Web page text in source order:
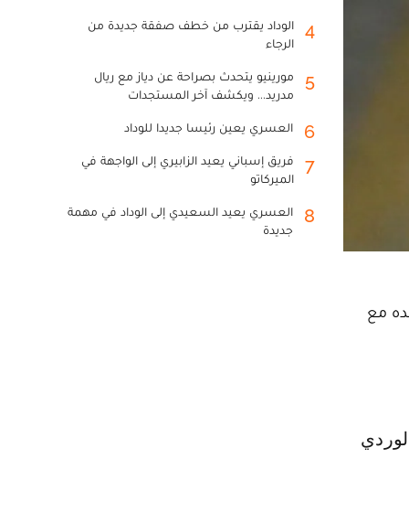
مع
4
الوداد يقترب من خطف صفقة جديدة من
الرجاء
5
مورينيو يتحدث بصراحة عن دياز مع ريال
مدريد... ويكشف آخر المستجدات
6 العسري يعين رئيسا جديدا للوداد
7
فريق إسباني يعيد الزابيري إلى الواجهة في
الميركاتو
8
العسري يعيد السعيدي إلى الوداد في مهمة
جديدة